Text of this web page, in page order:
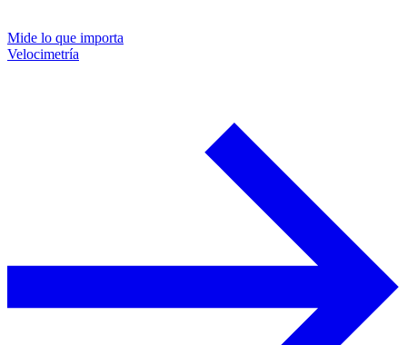
Mide lo que importa
Velocimetría